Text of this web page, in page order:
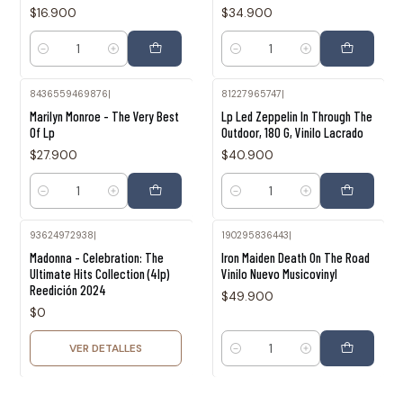
$16.900
Cantidad
$34.900
Cantidad
8436559469876|
Marilyn Monroe - The Very Best
Of Lp
$27.900
Cantidad
81227965747|
Lp Led Zeppelin In Through The
Outdoor, 180 G, Vinilo Lacrado
$40.900
Cantidad
93624972938
Madonna - Celebration: The
Ultimate Hits Collection (4lp)
Reedición 2024
$0
VER DETALLES
190295836443
Iron Maiden Death On The Road
Vinilo Nuevo Musicovinyl
$49.900
Cantidad